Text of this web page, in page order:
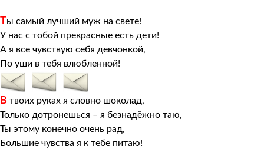
Ты самый лучший муж на свете!
У нас с тобой прекрасные есть дети!
А я все чувствую себя девчонкой,
По уши в тебя влюбленной!
В твоих руках я словно шоколад,
Только дотронешься – я безнадёжно таю,
Ты этому конечно очень рад,
Большие чувства я к тебе питаю!